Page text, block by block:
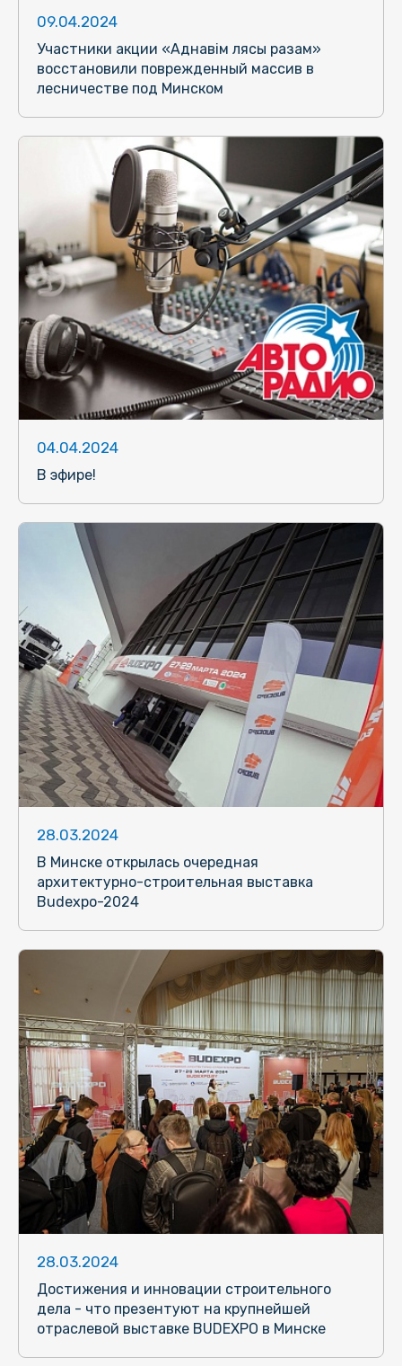
09.04.2024
Участники акции «Аднавім лясы разам»
восстановили поврежденный массив в
лесничестве под Минском
04.04.2024
В эфире!
28.03.2024
В Минске открылась очередная
архитектурно-строительная выставка
Budexpo-2024
28.03.2024
Достижения и инновации строительного
дела - что презентуют на крупнейшей
отраслевой выставке BUDEXPO в Минске